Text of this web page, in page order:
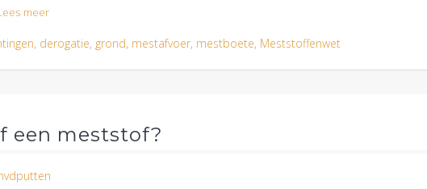
meer
, derogatie, grond, mestafvoer, mestboete, Meststoffenwet
een meststof?